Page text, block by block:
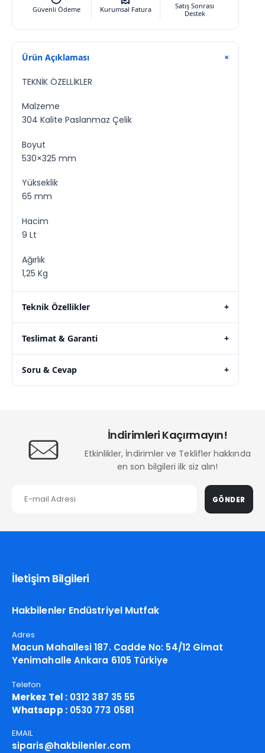
Güvenli Ödeme Kurumsal Fatura
Satış Sonrası
Destek
Ürün Açıklaması +
TEKNİK ÖZELLİKLER
Malzeme
304 Kalite Paslanmaz Çelik
Boyut
530×325 mm
Yükseklik
65 mm
Hacim
9 Lt
Ağırlık
1,25 Kg
Teknik Özellikler +
Teslimat & Garanti +
Soru & Cevap +
İndirimleri Kaçırmayın!
Etkinlikler, İndirimler ve Teklifler hakkında
en son bilgileri ilk siz alın!
GÖNDER
İletişim Bilgileri
Hakbilenler Endüstriyel Mutfak
Adres
Macun Mahallesi 187. Cadde No: 54/12 Gimat
Yenimahalle Ankara 6105 Türkiye
Telefon
Merkez Tel :0312 387 35 55
Whatsapp :0530 773 0581
EMAIL
siparis@hakbilenler.com